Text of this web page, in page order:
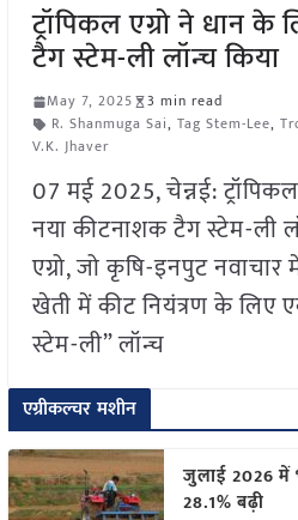
ट्रॉपिकल एग्रो ने धान
टैग स्टेम-ली लॉन्च किया
May 7, 2025
3 min read
R. Shanmuga Sai, Tag Stem-Lee,
V.K. Jhaver
07 मई 2025, चेन्नई:
नया कीटनाशक टैग स्टेम-ली
एग्रो, जो कृषि-इनपुट नवाचार
खेती में कीट नियंत्रण के लिए
स्टेम-ली” लॉन्च
एग्रीकल्चर मशीन
जुलाई 2026 में
28.1% बढ़ी